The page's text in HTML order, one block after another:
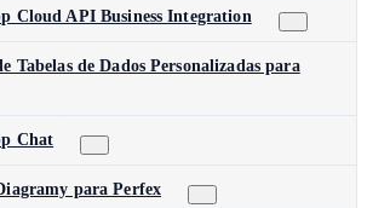
Cloud API Business Integration
Tabelas de Dados Personalizadas para
Chat
para Perfex